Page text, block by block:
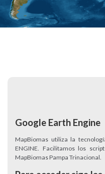
Google Earth Engine
MapBiomas utiliza la
ENGINE. Facilitamos los
MapBiomas Pampa Trinacional.